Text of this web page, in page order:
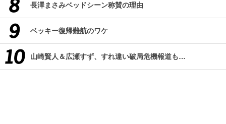
長澤まさみベッドシーン称賛の理由
ベッキー復帰難航のワケ
山崎賢人＆広瀬すず、すれ違い破局危機報道も…